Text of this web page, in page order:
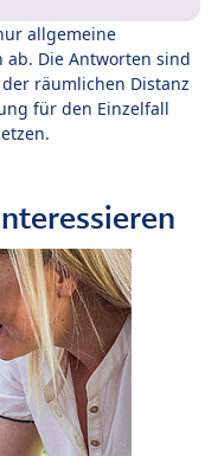
allgemeine
Die Antworten sind
räumlichen Distanz
für den Einzelfall